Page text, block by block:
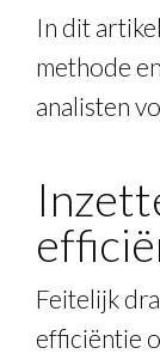
In dit
methode
analisten
Feitelijk
efficiëntie